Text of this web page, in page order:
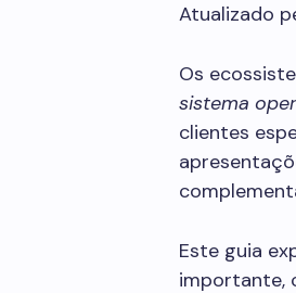
Atualizado
Os
sistema
clientes
Este guia
importante,